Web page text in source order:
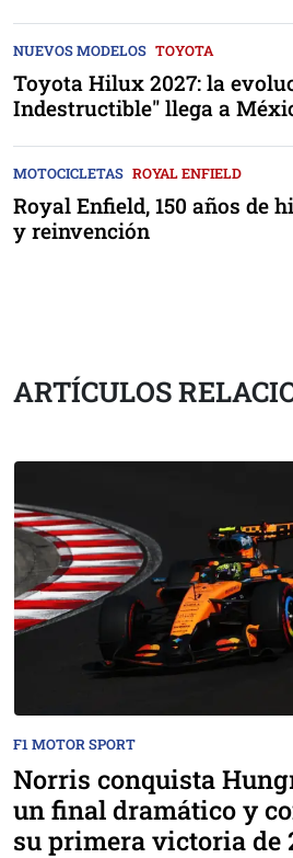
NUEVOS MODELOS TOYOTA
Toyota Hilux 2027: la
Indestructible" llega a
MOTOCICLETAS ROYAL ENFIELD
Royal Enfield, 150 años de
y reinvención
ARTÍCULOS
F1 MOTOR SPORT
Norris conquista
un final dramático y
su primera victoria de